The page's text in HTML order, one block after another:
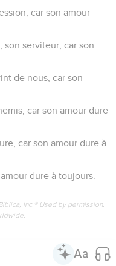
car son amour
son serviteur, car son
de nous, car son
car son amour dure
car son amour dure à
dure à toujours.
Inc.® Used by permission.